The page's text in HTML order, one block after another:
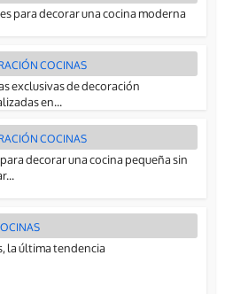
para decorar una cocina moderna
COCINAS
exclusivas de decoración
en...
COCINAS
decorar una cocina pequeña sin
la última tendencia